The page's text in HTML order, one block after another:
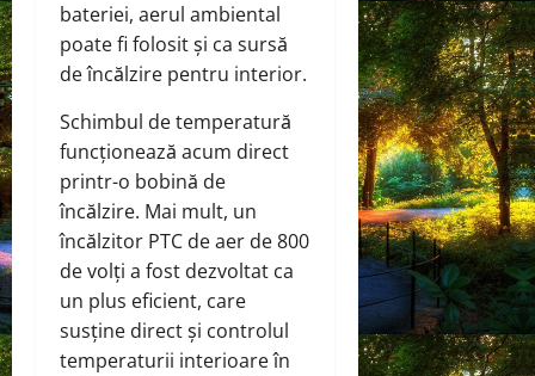
bateriei, aerul ambiental
poate fi folosit și ca sursă
de încălzire pentru interior.
Schimbul de temperatură
funcționează acum direct
printr-o bobină de
încălzire. Mai mult, un
încălzitor PTC de aer de 800
de volți a fost dezvoltat ca
un plus eficient, care
susține direct și controlul
temperaturii interioare în